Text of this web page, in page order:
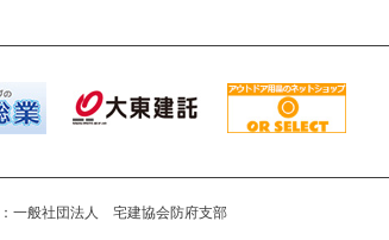
一般社団法人 宅建協会防府支部